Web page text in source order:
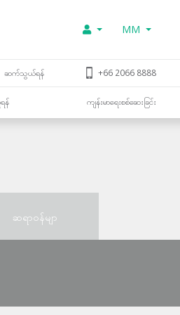
MM
ဆက်သွယ်ရန် +66 2066 8888
န် ကျန်းမာရေးစစ်ဆေးခြင်း
ဆရာဝန်မျာ